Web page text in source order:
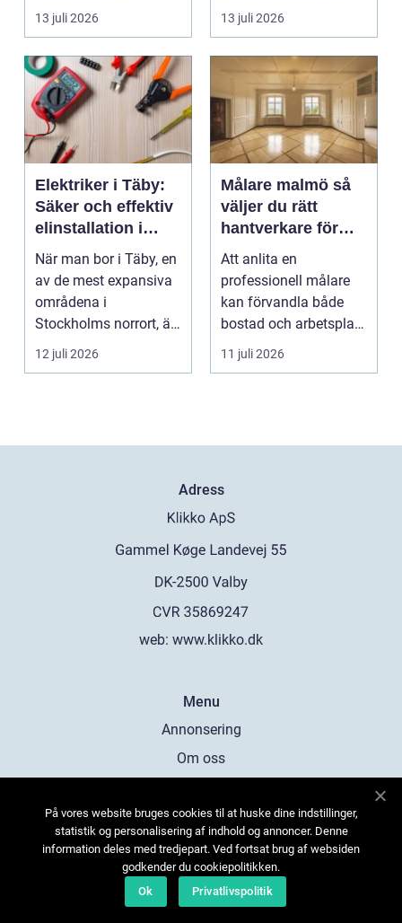
Stockholm handlar
valet av däck...
13 juli 2026
tänder, men skjuter
upp att gör...
13 juli 2026
Elektriker i Täby:
Säker och effektiv
elinstallation i
norrort
När man bor i Täby, en
av de mest expansiva
områdena i
Stockholms norrort, är
b...
12 juli 2026
Målare malmö så
väljer du rätt
hantverkare för
hem och företag
Att anlita en
professionell målare
kan förvandla både
bostad och arbetsplats
på kort tid. Färger, yt...
11 juli 2026
Adress
web: www.klikko.dk
Menu
Annonsering
Om oss
Kontakta oss
Sitemap
På vores website bruges cookies til at huske dine indstillinger,
statistik og personalisering af indhold og annoncer. Denne
information deles med tredjepart. Ved fortsat brug af websiden
godkender du cookiepolitikken.
Ok
Privatlivspolitik